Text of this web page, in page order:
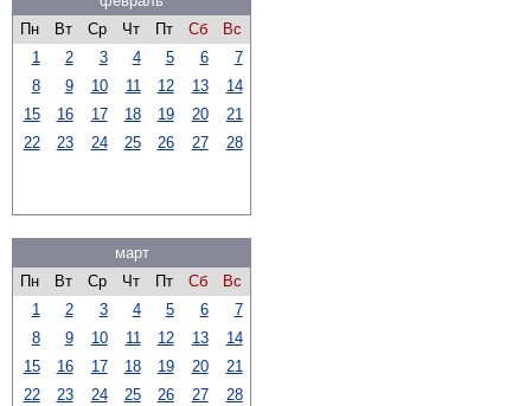
Пн
Вт Ср Чт Пт Сб
Вс
1
2 3 4 5 6
7
8
9 10 11 12 13
14
15
16 17 18 19 20
21
22
23 24 25 26 27 28
март
Пн
Вт Ср Чт Пт Сб
Вс
1
2 3 4 5 6
7
8
9 10 11 12 13
14
15
16 17 18 19 20
21
22
23 24 25 26 27
28